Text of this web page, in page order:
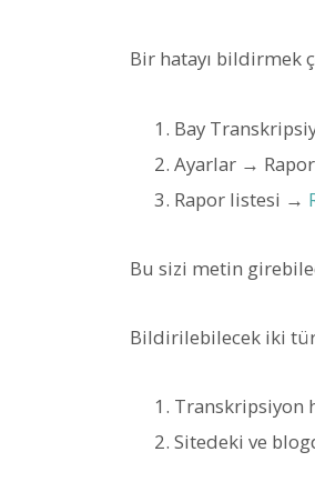
Bir hatayı bildirmek
Bay
Ayarlar →
Rapor listesi →
Bu sizi metin
Bildirilebilecek iki
Transkripsiyon
Sitedeki ve